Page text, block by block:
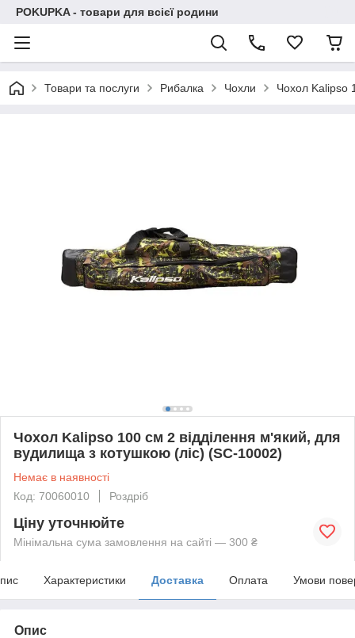
POKUPKA - товари для всієї родини
Товари та послуги Рибалка Чохли Чохол Kalipso
Чохол Kalipso 100 см 2 відділення м'який, для
вудилища з котушкою (ліс) (SC-10002)
Немає в наявності
Код: 70060010
Роздріб
Ціну уточнюйте
Мінімальна сума замовлення на сайті — 300 ₴
Характеристики Доставка Оплата Умови
Опис